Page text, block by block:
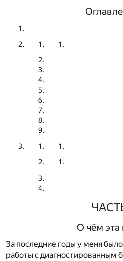
О чём эта
За последние годы у меня
работы с диагностированным